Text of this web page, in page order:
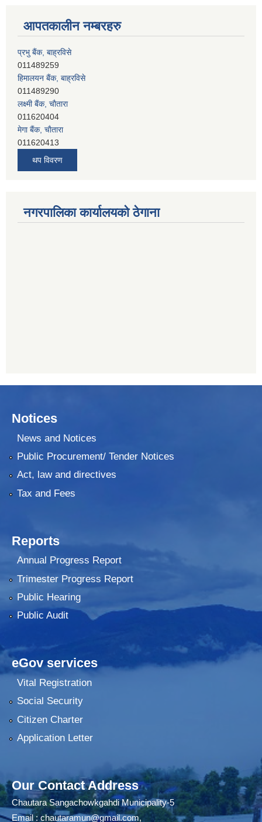
आपतकालीन नम्बरहरु
प्रभु बैंक, बाह्रविसे
011489259
हिमालयन बैंक, बाह्रविसे
011489290
लक्ष्मी बैंक, चाैतारा
011620404
मेगा बैंक, चाैतारा
011620413
जनता बैंक, चाैतारा
011620406
011403051
थप विवरण
नगरपालिका कार्यालयको ठेगाना
Notices
News and Notices
Public Procurement/ Tender Notices
Act, law and directives
Tax and Fees
Reports
Annual Progress Report
Trimester Progress Report
Public Hearing
Public Audit
eGov services
Vital Registration
Social Security
Citizen Charter
Application Letter
Our Contact Address
Chautara Sangachowkgahdi Municipality-5
Email :chautaramun@gmail.com,